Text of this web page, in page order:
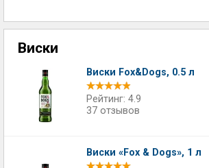
Виски
Виски Fox&Dogs, 0.5 л
Рейтинг: 4.9
37 отзывов
Виски «Fox & Dogs», 1 л